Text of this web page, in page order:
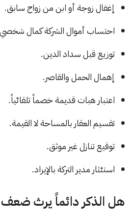
إغفال زوجة أو ابن من زواج سابق.
احتساب أموال الشركة كمال
توزيع قبل سداد الدين.
إهمال الحمل والقاصر.
اعتبار هبات قديمة خصماً تلقائياً.
تقسيم العقار بالمساحة لا القيمة.
توقيع تنازل غير موثق.
استئثار مدير التركة بالإيراد.
هل الذكر دائماً يرث ضعف